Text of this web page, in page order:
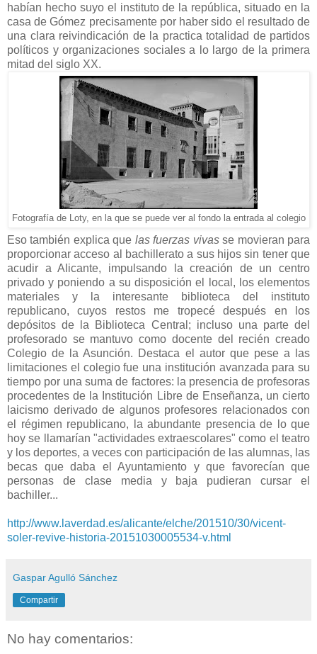
habían hecho suyo el instituto de la república, situado en la
casa de Gómez precisamente por haber sido el resultado de
una clara reivindicación de la practica totalidad de partidos
políticos y organizaciones sociales a lo largo de la primera
mitad del siglo XX.
Fotografía de Loty, en la que se puede ver al fondo la entrada al colegio
Eso también explica que las fuerzas vivasse movieran para
proporcionar acceso al bachillerato a sus hijos sin tener que
acudir a Alicante, impulsando la creación de un centro
privado y poniendo a su disposición el local, los elementos
materiales y la interesante biblioteca del instituto
republicano, cuyos restos me tropecé después en los
depósitos de la Biblioteca Central; incluso una parte del
profesorado se mantuvo como docente del recién creado
Colegio de la Asunción. Destaca el autor que pese a las
limitaciones el colegio fue una institución avanzada para su
tiempo por una suma de factores: la presencia de profesoras
procedentes de la Institución Libre de Enseñanza, un cierto
laicismo derivado de algunos profesores relacionados con
el régimen republicano, la abundante presencia de lo que
hoy se llamarían "actividades extraescolares" como el teatro
y los deportes, a veces con participación de las alumnas, las
becas que daba el Ayuntamiento y que favorecían que
personas de clase media y baja pudieran cursar el
bachiller...
http://www.laverdad.es/alicante/elche/201510/30/vicent-
soler-revive-historia-20151030005534-v.html
Gaspar Agulló Sánchez
Compartir
No hay comentarios: